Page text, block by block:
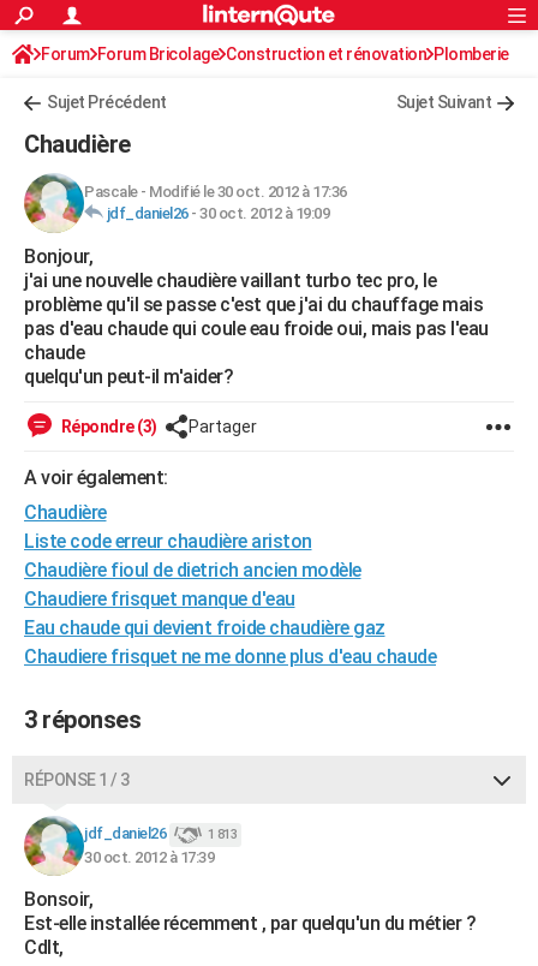
ACTUALITÉS
Politique
Société
Faits Divers
Education
Monde
Villes
+
FINANCE
Retraite
Impôts
Epargne
Immobilier
Risques naturels par ville
Banque
Assurance
Crédit
AUTO
Essais
Réserver un essai
Citadines
Berlines
SUV
Forum auto
+HIGH-TECH
Mobiles
Meilleur smartphone
Internet
Ordinateurs
Jeux vidéo
Guide high-tech
+BRICOLAGE
Forum
Aménagement intérieur
Extérieur
Cuisine
Salle de bains
Jardinage
Rangement
WEEK-END
Guides de France
Escapades
Patrimoine
Expositions
Musées
Week-end nature
LIFESTYLE
SANTE
Alimentation
Guide de la santé
Maladies
Médicaments
Sommeil
VOYAGE
Destinations
City break
Voyage nature
Voyage de noces
Forum
Climat
+PHOTO
GUIDES D'ACHAT
BONS PLANS
CARTE DE VOEUX
COPAINS D'AVANT
S'inscrire
Se connecter
Lycées
Collèges
Primaires
Universités
Entreprises
Service militaire
Avis de recherche
AVIS DE DÉCÈS
FORUM
Rechercher
S'inscrire
Connexion
Forum Forum Bricolage Construction et rénovation Plomberie
Sujet Précédent Sujet Suivant
Chaudière
Pascale- Modifié le 30 oct. 2012 à 17:36
jdf_daniel26- 30 oct. 2012 à 19:09
Bonjour,
j'ai une nouvelle chaudière vaillant turbo tec pro, le
problème qu'il se passe c'est que j'ai du chauffage mais
pas d'eau chaude qui coule eau froide oui, mais pas l'eau
chaude
quelqu'un peut-il m'aider?
Répondre (3) Partager
A voir également:
Chaudière
Liste code erreur chaudière ariston
Chaudière fioul de dietrich ancien modèle
Chaudiere frisquet manque d'eau
Eau chaude qui devient froide chaudière gaz
Chaudiere frisquet ne me donne plus d'eau chaude
3 réponses
RÉPONSE 1 / 3
jdf_daniel26 1 813
30 oct. 2012 à 17:39
Bonsoir,
Est-elle installée récemment , par quelqu'un du métier ?
Cdlt,